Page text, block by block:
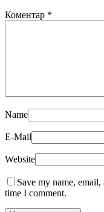
Коментар *
Name
E-Mail
Website
Save my name,
time I comment.